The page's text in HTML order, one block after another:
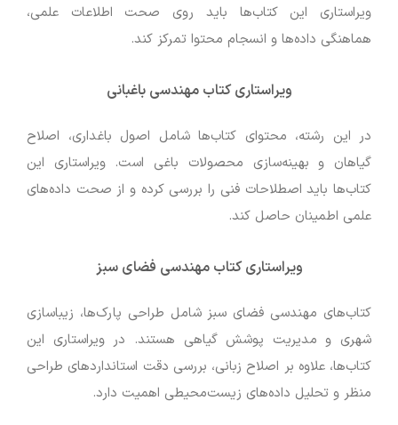
ویراستاری این کتاب‌ها باید روی صحت اطلاعات علمی،
هماهنگی داده‌ها و انسجام محتوا تمرکز کند.
ویراستاری کتاب مهندسی باغبانی
در این رشته، محتوای کتاب‌ها شامل اصول باغداری، اصلاح
گیاهان و بهینه‌سازی محصولات باغی است. ویراستاری این
کتاب‌ها باید اصطلاحات فنی را بررسی کرده و از صحت داده‌های
علمی اطمینان حاصل کند.
ویراستاری کتاب مهندسی فضای سبز
کتاب‌های مهندسی فضای سبز شامل طراحی پارک‌ها، زیباسازی
شهری و مدیریت پوشش گیاهی هستند. در ویراستاری این
کتاب‌ها، علاوه بر اصلاح زبانی، بررسی دقت استانداردهای طراحی
منظر و تحلیل داده‌های زیست‌محیطی اهمیت دارد.